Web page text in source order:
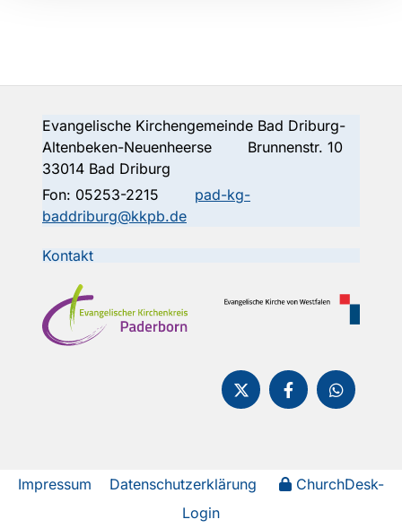
Evangelische Kirchengemeinde Bad Driburg-
Altenbeken-Neuenheerse Brunnenstr. 10
33014 Bad Driburg
Fon: 05253-2215
pad-kg-
baddriburg@kkpb.de
Kontakt
Impressum Datenschutzerklärung
ChurchDesk-
Login